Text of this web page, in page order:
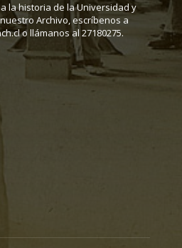
la historia de la Universidad y
Archivo, escríbenos a
o llámanos al 27180275.